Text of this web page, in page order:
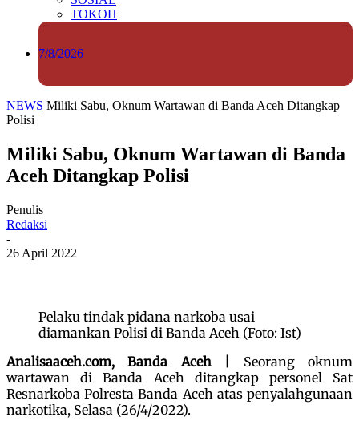
TOKOH
7/8/2026
NEWS Miliki Sabu, Oknum Wartawan di Banda Aceh Ditangkap
Polisi
Miliki Sabu, Oknum Wartawan di Banda
Aceh Ditangkap Polisi
Penulis
Redaksi
-
26 April 2022
Pelaku tindak pidana narkoba usai
diamankan Polisi di Banda Aceh (Foto: Ist)
Analisaaceh.com, Banda Aceh | Seorang oknum
wartawan di Banda Aceh ditangkap personel Sat
Resnarkoba Polresta Banda Aceh atas penyalahgunaan
narkotika, Selasa (26/4/2022).